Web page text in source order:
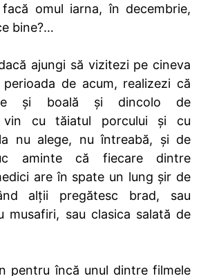
omul iarna, în decembrie,
bine?…
ajungi să vizitezi pe cineva
de acum, realizezi că
și boală și dincolo de
vin cu tăiatul porcului și cu
nu alege, nu întreabă, și de
aminte că fiecare dintre
are în spate un lung șir de
alții pregătesc brad, sau
musafiri, sau clasica salată de
pentru încă unul dintre filmele